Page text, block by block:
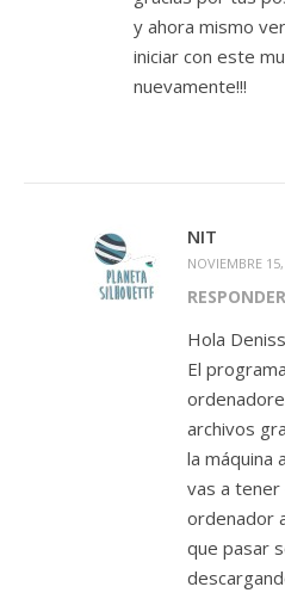
y ahora mismo
iniciar con este
nuevamente!!!
NIT
NOVIEMBRE
RESPONDER
Hola
El
archivos
la máquina
vas a tener
ordenador
que pasar